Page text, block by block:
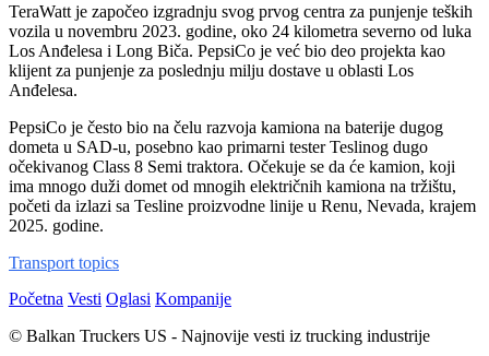
TeraWatt je započeo izgradnju svog prvog centra za punjenje teških
vozila u novembru 2023. godine, oko 24 kilometra severno od luka
Los Anđelesa i Long Biča. PepsiCo je već bio deo projekta kao
klijent za punjenje za poslednju milju dostave u oblasti Los
Anđelesa.
PepsiCo je često bio na čelu razvoja kamiona na baterije dugog
dometa u SAD-u, posebno kao primarni tester Teslinog dugo
očekivanog Class 8 Semi traktora. Očekuje se da će kamion, koji
ima mnogo duži domet od mnogih električnih kamiona na tržištu,
početi da izlazi sa Tesline proizvodne linije u Renu, Nevada, krajem
2025. godine.
Transport topics
Početna Vesti Oglasi Kompanije
© Balkan Truckers US - Najnovije vesti iz trucking industrije